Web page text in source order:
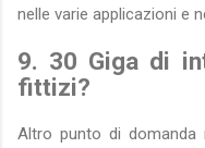
nelle varie applicazioni e
9. 30 Giga di
fittizi?
Altro punto di domanda